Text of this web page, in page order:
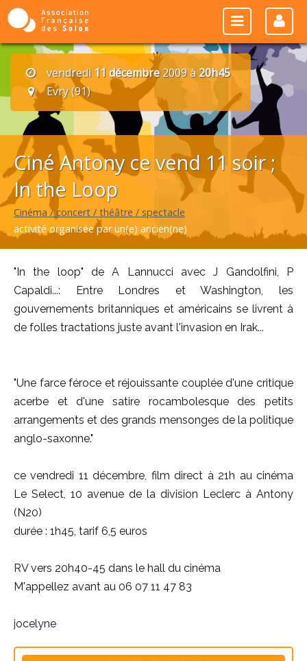
vendredi 11 décembre2009 à20h45
Evry (91)
Ciné Antony ce vend 11 soir ;
In the Loop
Cinéma / concert / théâtre / spectacle
activité organisée par un(e) ancien(ne)
"In the loop" de A Lannucci avec J Gandolfini, P
Capaldi...: Entre Londres et Washington, les
gouvernements britanniques et américains se livrent à
de folles tractations juste avant l'invasion en Irak...
"Une farce féroce et réjouissante couplée d'une critique
acerbe et d'une satire rocambolesque des petits
arrangements et des grands mensonges de la politique
anglo-saxonne."
ce vendredi 11 décembre, film direct à 21h au cinéma
Le Select, 10 avenue de la division Leclerc à Antony
(N20)
durée : 1h45, tarif 6,5 euros
RV vers 20h40-45 dans le hall du cinéma
M'appellez avant au 06 07 11 47 83
jocelyne